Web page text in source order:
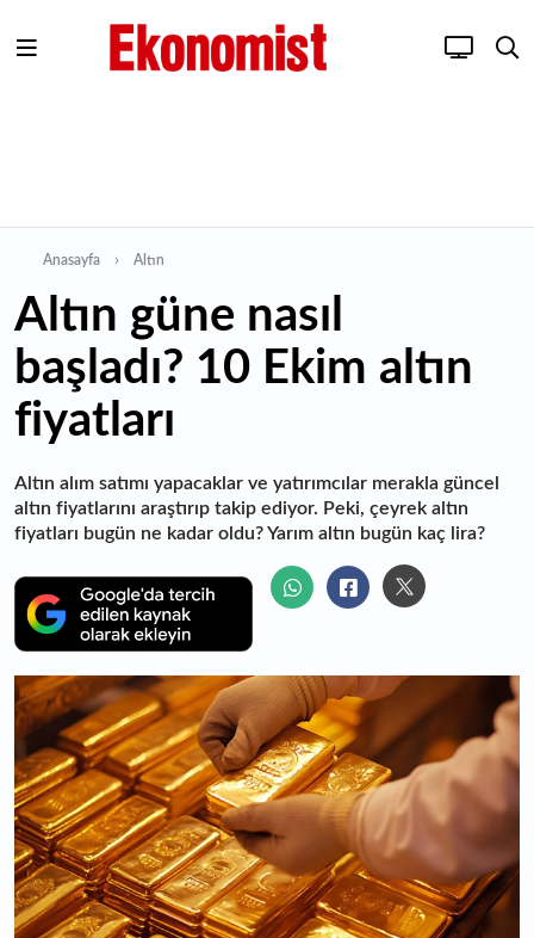
Anasayfa Altın
Altın güne nasıl
başladı? 10 Ekim altın
fiyatları
Altın alım satımı yapacaklar ve yatırımcılar merakla güncel
altın fiyatlarını araştırıp takip ediyor. Peki, çeyrek altın
fiyatları bugün ne kadar oldu? Yarım altın bugün kaç lira?